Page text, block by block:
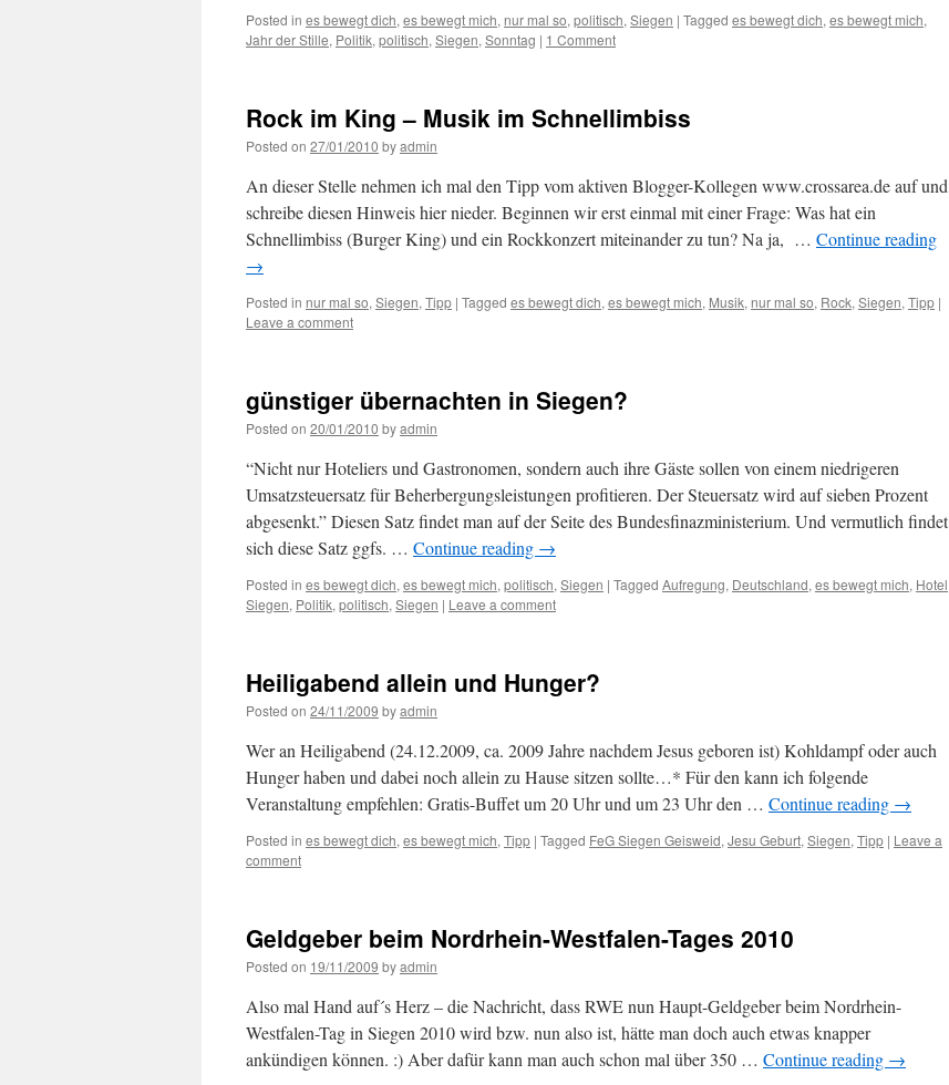
Posted in es bewegt dich, es bewegt mich, nur mal so, politisch, Siegen | Tagged es bewegt dich, es bewegt mich,
Jahr der Stille, Politik, politisch, Siegen, Sonntag | 1 Comment
Rock im King – Musik im Schnellimbiss
Posted on 27/01/2010 byadmin
An dieser Stelle nehmen ich mal den Tipp vom aktiven Blogger-Kollegen www.crossarea.de auf und
schreibe diesen Hinweis hier nieder. Beginnen wir erst einmal mit einer Frage: Was hat ein
Schnellimbiss (Burger King) und ein Rockkonzert miteinander zu tun? Na ja, … Continue reading
→
Posted in nur mal so, Siegen, Tipp | Tagged es bewegt dich, es bewegt mich, Musik, nur mal so, Rock, Siegen, Tipp |
Leave a comment
günstiger übernachten in Siegen?
Posted on 20/01/2010 byadmin
“Nicht nur Hoteliers und Gastronomen, sondern auch ihre Gäste sollen von einem niedrigeren
Umsatzsteuersatz für Beherbergungsleistungen profitieren. Der Steuersatz wird auf sieben Prozent
abgesenkt.” Diesen Satz findet man auf der Seite des Bundesfinazministerium. Und vermutlich findet
sich diese Satz ggfs. … Continue reading →
Posted in es bewegt dich, es bewegt mich, politisch, Siegen | Tagged Aufregung, Deutschland, es bewegt mich, Hotel
Siegen, Politik, politisch, Siegen | Leave a comment
Heiligabend allein und Hunger?
Posted on 24/11/2009 byadmin
Wer an Heiligabend (24.12.2009, ca. 2009 Jahre nachdem Jesus geboren ist) Kohldampf oder auch
Hunger haben und dabei noch allein zu Hause sitzen sollte…* Für den kann ich folgende
Veranstaltung empfehlen: Gratis-Buffet um 20 Uhr und um 23 Uhr den … Continue reading →
Posted in es bewegt dich, es bewegt mich, Tipp | Tagged FeG Siegen Geisweid, Jesu Geburt, Siegen, Tipp | Leave a
comment
Geldgeber beim Nordrhein-Westfalen-Tages 2010
Posted on 19/11/2009 byadmin
Also mal Hand auf´s Herz – die Nachricht, dass RWE nun Haupt-Geldgeber beim Nordrhein-
Westfalen-Tag in Siegen 2010 wird bzw. nun also ist, hätte man doch auch etwas knapper
ankündigen können. :) Aber dafür kann man auch schon mal über 350 … Continue reading →